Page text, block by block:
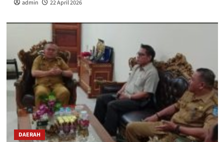
admin 22 April 2026
DAERAH